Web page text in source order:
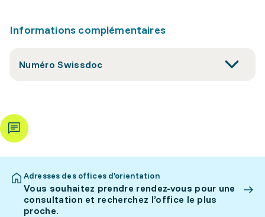
Informations complémentaires
Numéro Swissdoc
Adresses des offices d’orientation
Vous souhaitez prendre rendez-vous pour une
consultation et recherchez l’office le plus
proche.